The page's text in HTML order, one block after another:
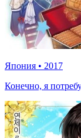
Япония • 2017
Конечно, я